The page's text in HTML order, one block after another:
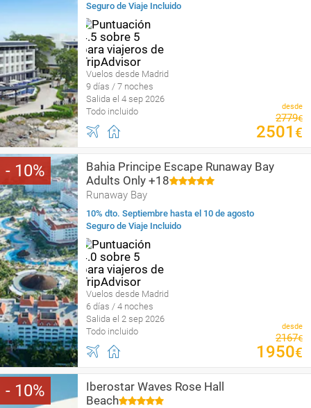
Seguro de Viaje Incluido
Vuelos desde Madrid
9 días / 7 noches
Salida el 4 sep 2026
Todo incluido
desde
2779€
2501 €
10
Bahia Principe Escape Runaway Bay
Adults Only +18
Runaway Bay
10% dto. Septiembre hasta el 10 de agosto
Seguro de Viaje Incluido
Vuelos desde Madrid
6 días / 4 noches
Salida el 2 sep 2026
Todo incluido
desde
2167€
1950€
10
Iberostar Waves Rose Hall
Beach